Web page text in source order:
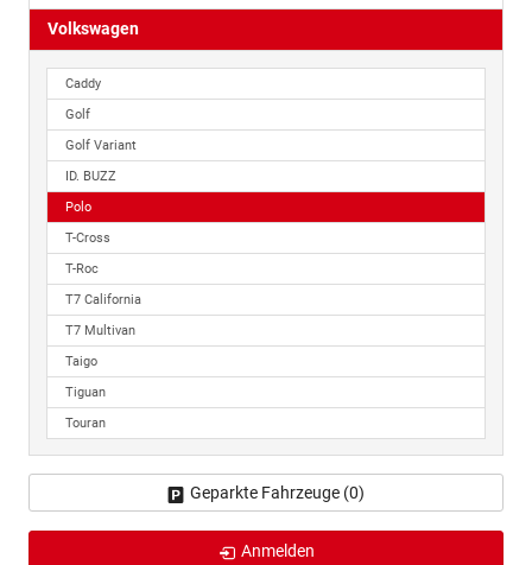
Volkswagen
Caddy
Golf
Golf Variant
ID. BUZZ
Polo
T-Cross
T-Roc
T7 California
T7 Multivan
Taigo
Tiguan
Touran
Geparkte Fahrzeuge (0)
Anmelden